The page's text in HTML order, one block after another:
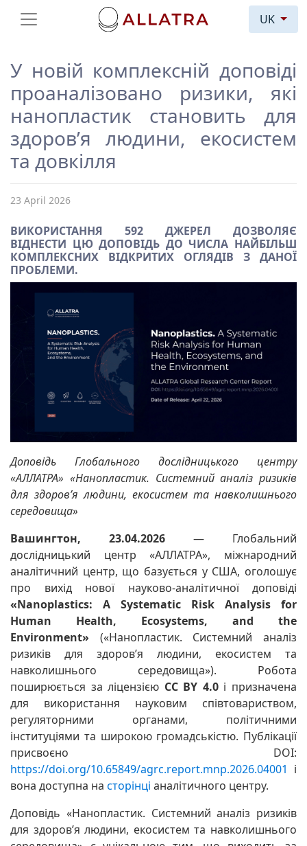
UK
У новій комплексній доповіді
проаналізовано ризики, які
нанопластик становить для
здоров’я людини, екосистем
та довкілля
23 April 2026
ВИКОРИСТАННЯ 592 ДЖЕРЕЛ ДОЗВОЛЯЄ
ВІДНЕСТИ ЦЮ ДОПОВІДЬ ДО ЧИСЛА НАЙБІЛЬШ
КОМПЛЕКСНИХ ВІДКРИТИХ ОГЛЯДІВ З ДАНОЇ
ПРОБЛЕМИ.
Доповідь Глобального дослідницького центру
«АЛЛАТРА» «Нанопластик. Системний аналіз ризиків
для здоров’я людини, екосистем та навколишнього
середовища»
Вашингтон, 23.04.2026 — Глобальний
дослідницький центр «АЛЛАТРА», міжнародний
аналітичний центр, що базується у США, оголошує
про вихід нової науково-аналітичної доповіді
«Nanoplastics: A Systematic Risk Analysis for
Human Health, Ecosystems, and the
Environment»
(«Нанопластик. Системний аналіз
ризиків для здоров’я людини, екосистем та
навколишнього середовища»). Робота
поширюється за ліцензією CC BY 4.0 і призначена
для використання науковим співтовариством,
регуляторними органами, політичними
інституціями та широкою громадськістю. Публікації
присвоєно DOI:
https://doi.org/10.65849/agrc.report.mnp.2026.04001 і
вона доступна на сторінці аналітичного центру.
Доповідь «Нанопластик. Системний аналіз ризиків
для здоров’я людини, екосистем та навколишнього